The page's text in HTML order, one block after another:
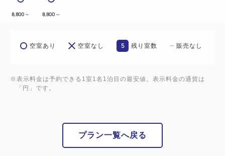
━━ご案内━━
・お子様用のアメニティ（タオル・歯ブラシ・スリッ
・お荷物はチェックイン前とチェックアウト後（当日
受け取りのみ）にお預かりしております。
━━駐車場について━━
8,800 ～ 8,800 ～
空室あり 空室なし 5 残り室数 販売なし
※表示料金は予約できる1室1名1泊目の最安値。表示料金の通貨は
「円」です。
プラン一覧へ戻る